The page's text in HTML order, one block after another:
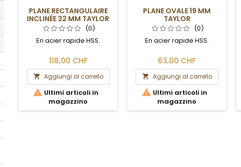
Toggle
Toggle
PLANE RECTANGULAIRE
INCLINÉE 32 MM TAYLOR
(0)
En acier rapide HSS.
118,00 CHF
 Aggiungi al carrello
 Ultimi articoli in
magazzino
PLANE OVALE 19 MM
TAYLOR
(0)
En acier rapide HSS.
63,00 CHF
 Aggiungi al carrello
 Ultimi articoli in
magazzino